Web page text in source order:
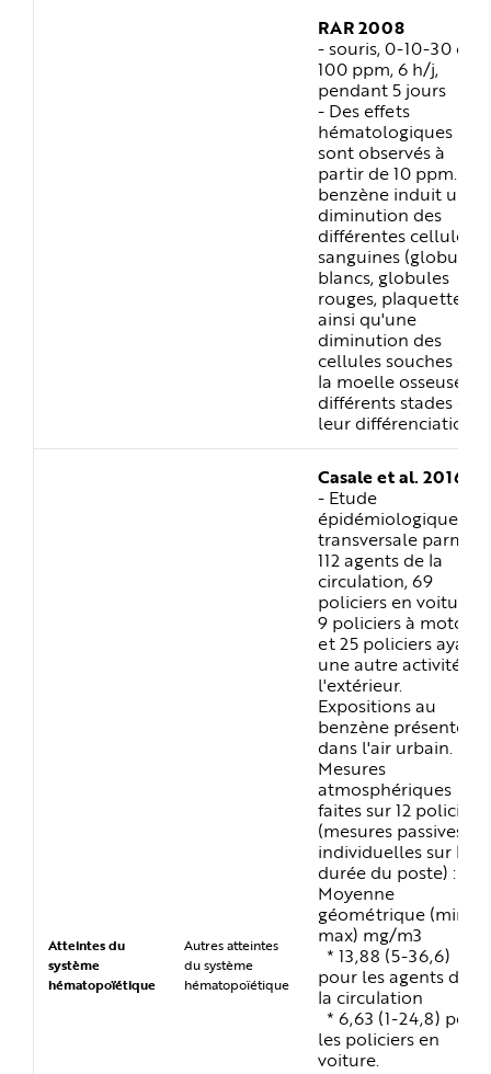
RAR 2008
- souris, 0-10-30 ou
100 ppm, 6 h/j,
pendant 5 jours
- Des effets
hématologiques
sont observés à
partir de 10 ppm. Le
benzène induit une
diminution des
différentes cellules
sanguines (globules
blancs, globules
rouges, plaquettes)
ainsi qu'une
diminution des
cellules souches de
la moelle osseuse, à
différents stades de
leur différenciation.
Atteintes du
système
hématopoïétique
Autres atteintes
du système
hématopoïétique
Casale et al. 2016
- Etude
épidémiologique
transversale parmi
112 agents de la
circulation, 69
policiers en voiture,
9 policiers à moto
et 25 policiers ayant
une autre activité à
l'extérieur.
Expositions au
benzène présentes
dans l'air urbain.
Mesures
atmosphériques
faites sur 12 policiers
(mesures passives
individuelles sur la
durée du poste) :
Moyenne
géométrique (min-
max) mg/m3
* 13,88 (5-36,6)
pour les agents de
la circulation
* 6,63 (1-24,8) pour
les policiers en
voiture.